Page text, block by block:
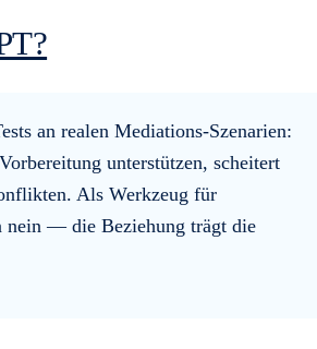
an realen Mediations-Szenarien:
unterstützen, scheitert
Als Werkzeug für
nein — die Beziehung trägt die